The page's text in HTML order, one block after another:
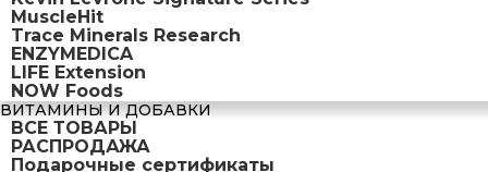
MuscleHit
Trace Minerals Research
ENZYMEDICA
LIFE Extension
NOW Foods
ВИТАМИНЫ И ДОБАВКИ
ВСЕ ТОВАРЫ
РАСПРОДАЖА
Подарочные сертификаты